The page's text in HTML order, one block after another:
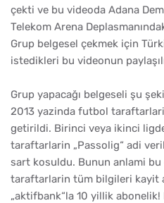
çekti ve bu videoda Adana
Telekom Arena
Grup belgesel çekmek için
istedikleri bu videonun
Grup yapacağı belgeseli şu
2013 yazinda futbol
getirildi. Birinci veya ikinci
taraftarlarin „Passolig“ adi
sart kosuldu. Bunun anlami
taraftarlarin tüm bilgileri kayit
„aktifbank“la 10 yillik